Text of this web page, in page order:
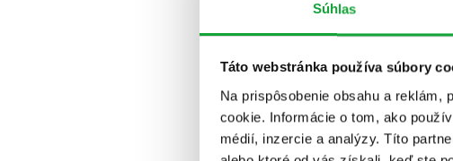
Súhlas
Táto webstránka používa súbory
Na prispôsobenie obsahu a
cookie. Informácie o tom, ako
médií, inzercie a analýzy. Títo